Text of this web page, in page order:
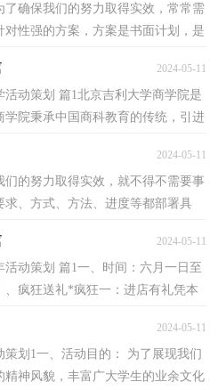
确保我们的努力取得实效，常常需
性强的方案，方案是书面计划，是
2024-05-11
动策划 篇1北京吉利大学商学院是
院秉承中国商科教育的传统，引进
2024-05-11
的努力取得实效，就不得不需要事
、方式、方法、进度等都部署具
2024-05-11
动策划 篇1一、时间：六月一日至
疯狂送礼*疯狂一：进店有礼凭本
2024-05-11
划1一、活动目的： 为了展现我们
精神风貌，丰富广大学生的业余文化